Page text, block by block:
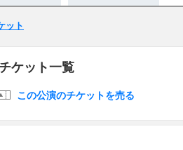
ット
ケット一覧
この公演のチケットを売る